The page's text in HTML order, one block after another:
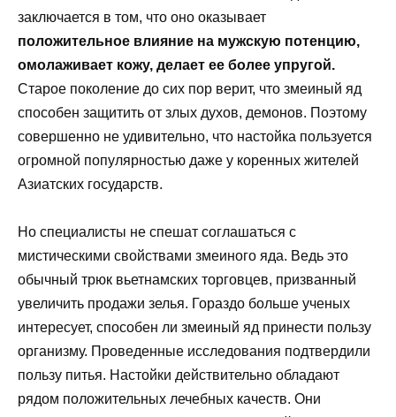
заключается в том, что оно оказывает
положительное влияние на мужскую потенцию,
омолаживает кожу, делает ее более упругой.
Старое поколение до сих пор верит, что змеиный яд
способен защитить от злых духов, демонов. Поэтому
совершенно не удивительно, что настойка пользуется
огромной популярностью даже у коренных жителей
Азиатских государств.
Но специалисты не спешат соглашаться с
мистическими свойствами змеиного яда. Ведь это
обычный трюк вьетнамских торговцев, призванный
увеличить продажи зелья. Гораздо больше ученых
интересует, способен ли змеиный яд принести пользу
организму. Проведенные исследования подтвердили
пользу питья. Настойки действительно обладают
рядом положительных лечебных качеств. Они